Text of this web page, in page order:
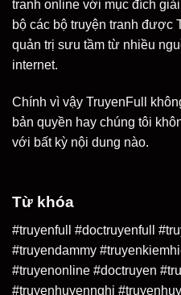
tranh online với mục đích
bộ các bộ truyện tranh được
quản trị sưu tầm từ nhiều
internet.
Chính vì vậy TruyenFull
bản quyền hay chúng tôi
với bất kỳ nội dung nào.
Từ khóa
#truyenfull #doctruyenfull
#truyendammy
#truyenonline #doctruyen
#truyenhuyennghi